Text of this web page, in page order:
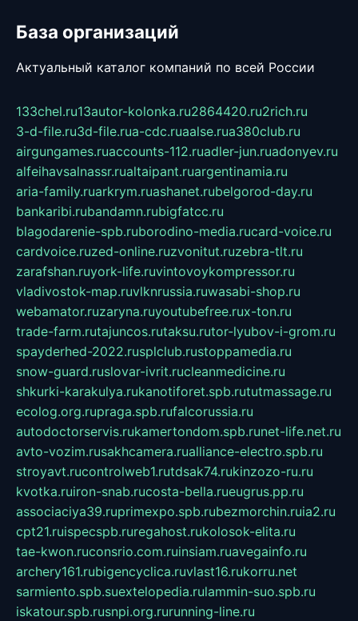
База организаций
Актуальный каталог компаний по всей России
133chel.ru13autor-kolonka.ru2864420.ru2rich.ru
3-d-file.ru3d-file.rua-cdc.ruaalse.rua380club.ru
airgungames.ruaccounts-112.ruadler-jun.ruadonyev.ru
alfeihavsalnassr.rualtaipant.ruargentinamia.ru
aria-family.ruarkrym.ruashanet.rubelgorod-day.ru
bankaribi.rubandamn.rubigfatcc.ru
blagodarenie-spb.ruborodino-media.rucard-voice.ru
cardvoice.ruzed-online.ruzvonitut.ruzebra-tlt.ru
zarafshan.ruyork-life.ruvintovoykompressor.ru
vladivostok-map.ruvlknrussia.ruwasabi-shop.ru
webamator.ruzaryna.ruyoutubefree.rux-ton.ru
trade-farm.rutajuncos.rutaksu.rutor-lyubov-i-grom.ru
spayderhed-2022.rusplclub.rustoppamedia.ru
snow-guard.ruslovar-ivrit.rucleanmedicine.ru
shkurki-karakulya.rukanotiforet.spb.rututmassage.ru
ecolog.org.rupraga.spb.rufalcorussia.ru
autodoctorservis.rukamertondom.spb.runet-life.net.ru
avto-vozim.rusakhcamera.rualliance-electro.spb.ru
stroyavt.rucontrolweb1.rutdsak74.rukinzozo-ru.ru
kvotka.ruiron-snab.rucosta-bella.rueugrus.pp.ru
associaciya39.ruprimexpo.spb.rubezmorchin.ruia2.ru
cpt21.ruispecspb.ruregahost.rukolosok-elita.ru
tae-kwon.ruconsrio.com.ruinsiam.ruavegainfo.ru
archery161.rubigencyclica.ruvlast16.rukorru.net
sarmiento.spb.suextelopedia.rulammin-suo.spb.ru
iskatour.spb.rusnpi.org.rurunning-line.ru